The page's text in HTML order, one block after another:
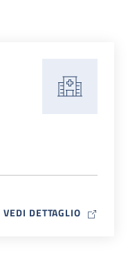
VEDI DETTAGLIO MAP ICON